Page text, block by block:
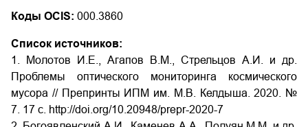
Коды OCIS: 000.3860
Список источников:
1. Молотов И.Е., Агапов В.М., Стрельцов А.И. и др.
Проблемы оптического мониторинга космического
мусора // Препринты ИПМ им. М.В. Келдыша. 2020. №
7. 17 с. http://doi.org/10.20948/prepr-2020-7